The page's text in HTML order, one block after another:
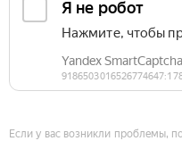
Если у вас возникли проблемы,